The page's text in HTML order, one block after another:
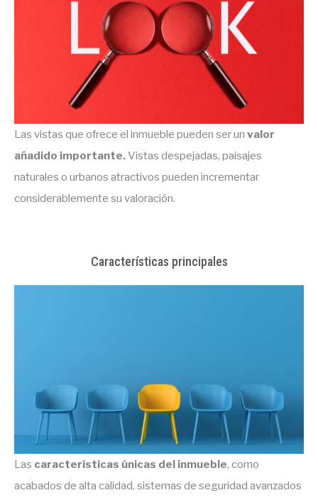
Las vistas que ofrece el inmueble pueden ser un valor
añadido importante.Vistas despejadas, paisajes
naturales o urbanos atractivos pueden incrementar
considerablemente su valoración.
Características principales
Las características únicas del inmueble, como
acabados de alta calidad, sistemas de seguridad avanzados